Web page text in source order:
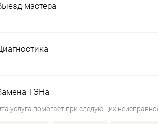
мастера
ТЭНа
услуга помогает при следующих